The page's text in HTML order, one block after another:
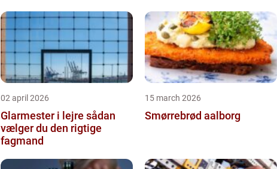
02 april 2026
Glarmester i lejre sådan
vælger du den rigtige
fagmand
15 march 2026
Smørrebrød aalborg